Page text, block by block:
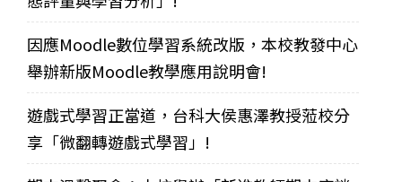
因應Moodle數位學習系統改版，本校教發中心
舉辦新版Moodle教學應用說明會!
遊戲式學習正當道，台科大侯惠澤教授蒞校分
享「微翻轉遊戲式學習」!